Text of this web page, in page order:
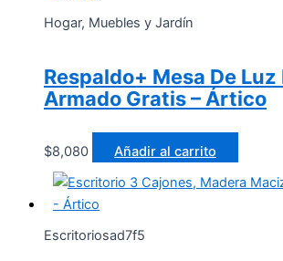
Hogar, Muebles y Jardín
Respaldo+ Mesa De
Armado Gratis – Ártico
$8,080 Añadir al carrito
Escritoriosad7f5